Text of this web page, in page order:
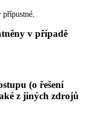
přípustné.
v případě
(o řešení
z jiných zdrojů